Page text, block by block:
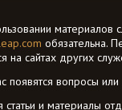
материалов
обязательна.
на сайтах других
появятся вопросы
статьи и материалы